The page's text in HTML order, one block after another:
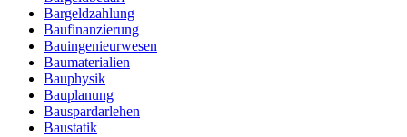
Bargeldzahlung
Baufinanzierung
Bauingenieurwesen
Baumaterialien
Bauphysik
Bauplanung
Bauspardarlehen
Baustatik